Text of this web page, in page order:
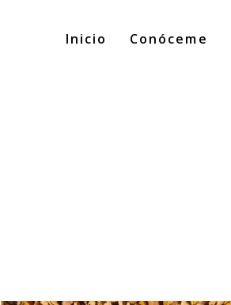
Inicio Conóceme